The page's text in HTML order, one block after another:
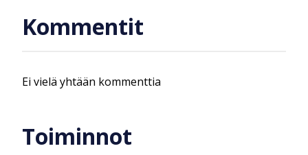
Kommentit
Ei vielä yhtään kommenttia
Toiminnot